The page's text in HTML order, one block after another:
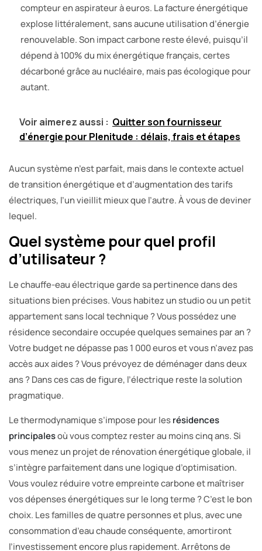
compteur en aspirateur à euros. La facture énergétique
explose littéralement, sans aucune utilisation d’énergie
renouvelable. Son impact carbone reste élevé, puisqu’il
dépend à 100% du mix énergétique français, certes
décarboné grâce au nucléaire, mais pas écologique pour
autant.
Voir aimerez aussi : Quitter son fournisseur
d’énergie pour Plenitude : délais, frais et étapes
Aucun système n’est parfait, mais dans le contexte actuel
de transition énergétique et d’augmentation des tarifs
électriques, l’un vieillit mieux que l’autre. À vous de deviner
lequel.
Quel système pour quel profil
d’utilisateur ?
Le chauffe-eau électrique garde sa pertinence dans des
situations bien précises. Vous habitez un studio ou un petit
appartement sans local technique ? Vous possédez une
résidence secondaire occupée quelques semaines par an ?
Votre budget ne dépasse pas 1 000 euros et vous n’avez pas
accès aux aides ? Vous prévoyez de déménager dans deux
ans ? Dans ces cas de figure, l’électrique reste la solution
pragmatique.
Le thermodynamique s’impose pour lesrésidences
principalesoù vous comptez rester au moins cinq ans. Si
vous menez un projet de rénovation énergétique globale, il
s’intègre parfaitement dans une logique d’optimisation.
Vous voulez réduire votre empreinte carbone et maîtriser
vos dépenses énergétiques sur le long terme ? C’est le bon
choix. Les familles de quatre personnes et plus, avec une
consommation d’eau chaude conséquente, amortiront
l’investissement encore plus rapidement. Arrêtons de